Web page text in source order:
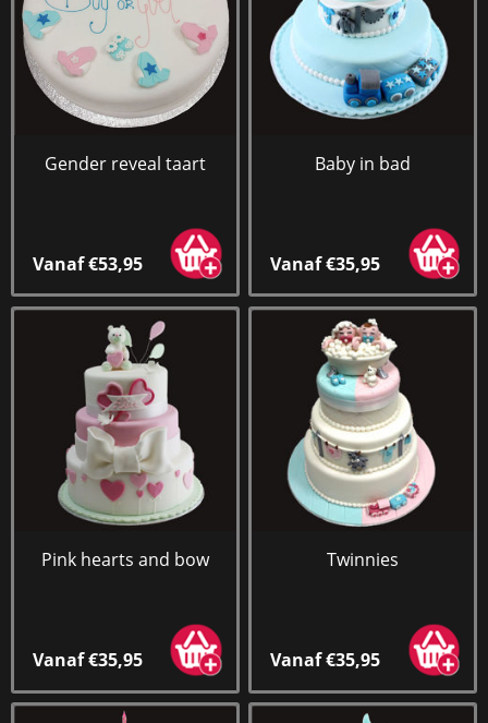
Gender reveal taart
Vanaf €53,95
Baby in bad
Vanaf €35,95
Pink hearts and bow
Vanaf €35,95
Twinnies
Vanaf €35,95